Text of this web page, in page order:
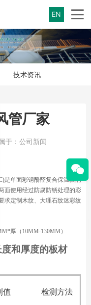
EN
技术资讯
管厂家
属于： 公司新闻
是单面彩钢酚醛复合保温板的
面使用经过防腐防锈处理的彩
求定制木纹、大理石纹迷彩纹
厚（10MM-130MM）
和厚度的板材
值 检测方法